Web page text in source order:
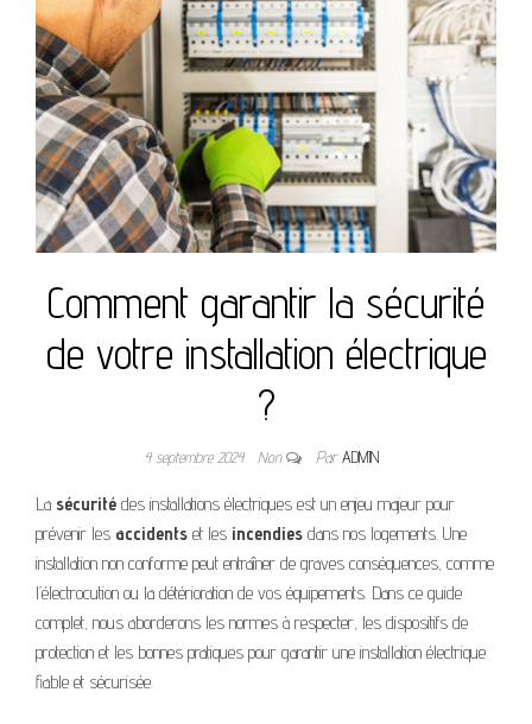
Comment garantir la sécurité
de votre installation électrique
?
4 septembre 2024 Non ParADMIN
La sécurité des installations électriques est un enjeu majeur pour
prévenir les accidents et les incendies dans nos logements. Une
installation non conforme peut entraîner de graves conséquences, comme
l’électrocution ou la détérioration de vos équipements. Dans ce guide
complet, nous aborderons les normes à respecter, les dispositifs de
protection et les bonnes pratiques pour garantir une installation électrique
fiable et sécurisée.